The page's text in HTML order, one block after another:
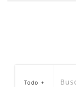
Todo